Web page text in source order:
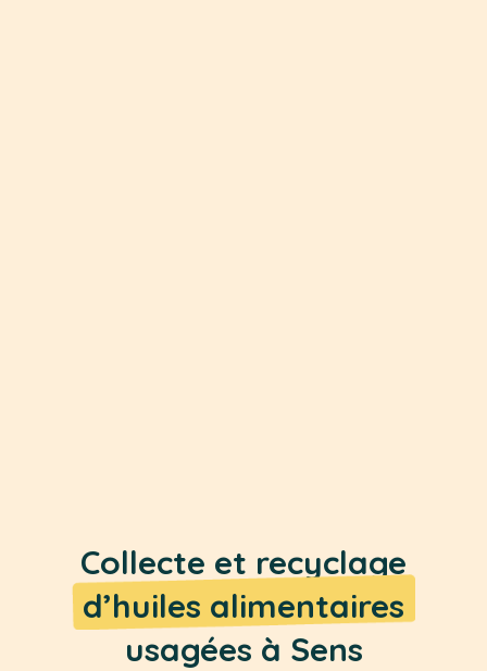
Collecte et recyclage
d’huiles alimentaires
usagées à Sens